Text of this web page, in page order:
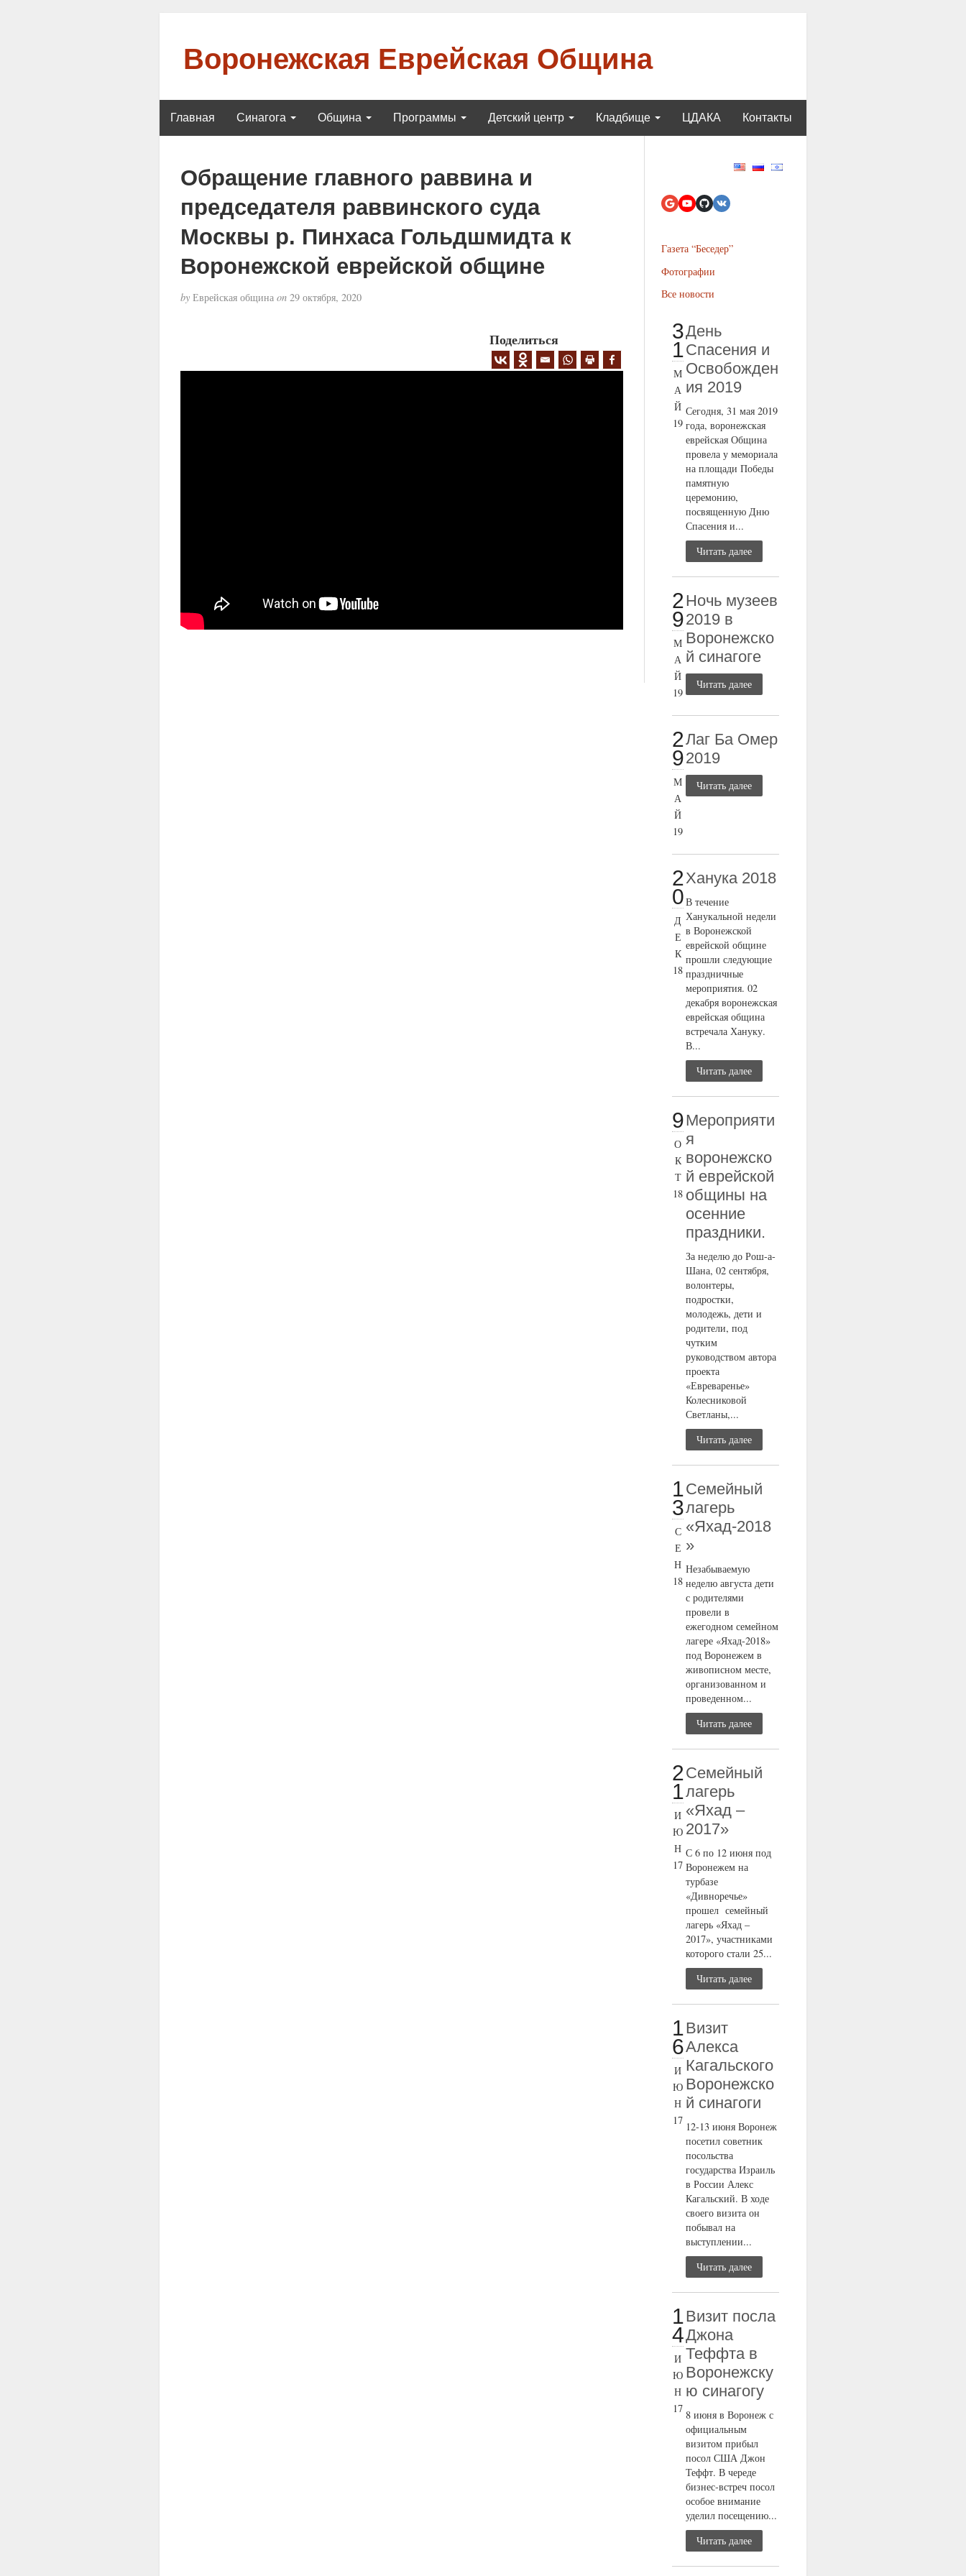
Воронежская Еврейская Община
Главная Синагога Община Программы Детский центр Кладбище ЦДАКА Контакты
Обращение главного раввина и
председателя раввинского суда
Москвы р. Пинхаса Гольдшмидта к
Воронежской еврейской общине
byЕврейская община on29 октября, 2020
Поделиться
Газета “Беседер”
Фотографии
Все новости
3
1
М
А
Й
19
День
Спасения и
Освобожден
ия 2019
Сегодня, 31 мая 2019
года, воронежская
еврейская Община
провела у мемориала
на площади Победы
памятную
церемонию,
посвященную Дню
Спасения и...
Читать далее
2
9
М
А
Й
19
Ночь музеев
2019 в
Воронежско
й синагоге
Читать далее
2
9
М
А
Й
19
Лаг Ба Омер
2019
Читать далее
2
0
Д
Е
К
18
Ханука 2018
В течение
Ханукальной недели
в Воронежской
еврейской общине
прошли следующие
праздничные
мероприятия. 02
декабря воронежская
еврейская община
встречала Хануку.
В...
Читать далее
9
О
К
Т
18
Мероприяти
я
воронежско
й еврейской
общины на
осенние
праздники.
За неделю до Рош-а-
Шана, 02 сентября,
волонтеры,
подростки,
молодежь, дети и
родители, под
чутким
руководством автора
проекта
«Евреваренье»
Колесниковой
Светланы,...
Читать далее
1
3
С
Е
Н
18
Семейный
лагерь
«Яхад-2018
»
Незабываемую
неделю августа дети
с родителями
провели в
ежегодном семейном
лагере «Яхад-2018»
под Воронежем в
живописном месте,
организованном и
проведенном...
Читать далее
2
1
И
Ю
Н
17
Семейный
лагерь
«Яхад –
2017»
С 6 по 12 июня под
Воронежем на
турбазе
«Дивноречье»
прошел семейный
лагерь «Яхад –
2017», участниками
которого стали 25...
Читать далее
1
6
И
Ю
Н
17
Визит
Алекса
Кагальского
Воронежско
й синагоги
12-13 июня Воронеж
посетил советник
посольства
государства Израиль
в России Алекс
Кагальский. В ходе
своего визита он
побывал на
выступлении...
Читать далее
1
4
И
Ю
Н
17
Визит посла
Джона
Теффта в
Воронежску
ю синагогу
8 июня в Воронеж с
официальным
визитом прибыл
посол США Джон
Теффт. В череде
бизнес-встреч посол
особое внимание
уделил посещению...
Читать далее